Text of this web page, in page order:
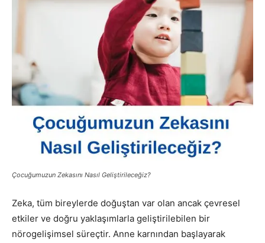
Çocuğumuzun Zekasını Nasıl Geliştirileceğiz?
Zeka, tüm bireylerde doğuştan var olan ancak çevresel
etkiler ve doğru yaklaşımlarla geliştirilebilen bir
nörogelişimsel süreçtir. Anne karnından başlayarak